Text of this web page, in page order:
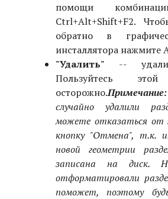
помощи
Ctrl+Alt+Shift+F2.
обратно в
инсталлятора нажмите
"Удалить" --
Пользуйтесь
осторожно.Примечание:
случайно удалили
можете отказаться от
кнопку "Отмена", т.к.
новой геометрии
записана на диск.
отформатировали
поможет, поэтому